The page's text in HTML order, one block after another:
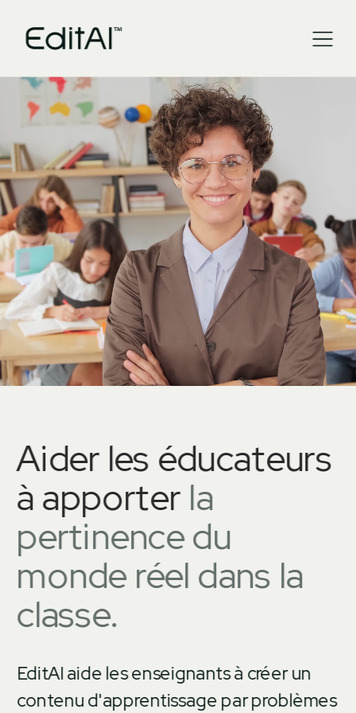
Aider les éducateurs
à apporter la
pertinence du
monde réel dans la
classe.
EditAI aide les enseignants à créer un
contenu d'apprentissage par problèmes